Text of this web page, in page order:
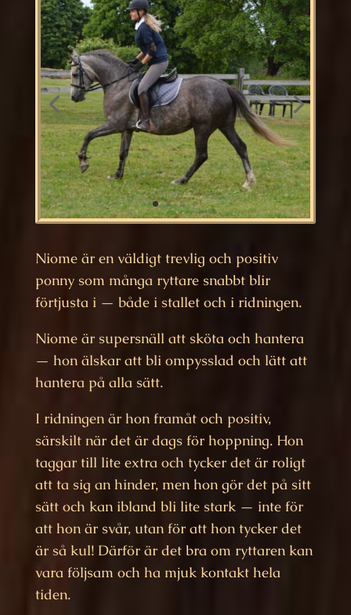
Niome är en väldigt trevlig och positiv
ponny som många ryttare snabbt blir
förtjusta i — både i stallet och i ridningen.
Niome är supersnäll att sköta och hantera
— hon älskar att bli ompysslad och lätt att
hantera på alla sätt.
I ridningen är hon framåt och positiv,
särskilt när det är dags för hoppning. Hon
taggar till lite extra och tycker det är roligt
att ta sig an hinder, men hon gör det på sitt
sätt och kan ibland bli lite stark — inte för
att hon är svår, utan för att hon tycker det
är så kul! Därför är det bra om ryttaren kan
vara följsam och ha mjuk kontakt hela
tiden.